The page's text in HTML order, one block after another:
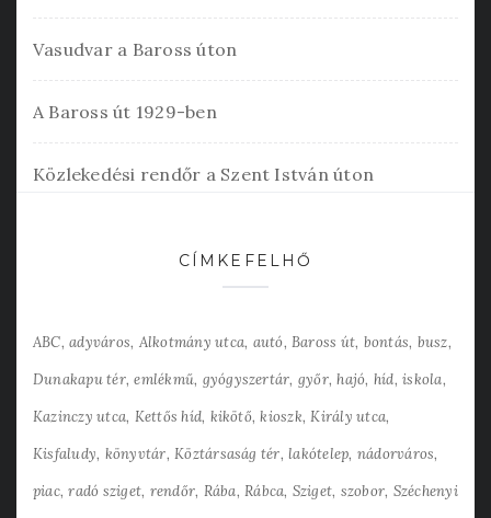
Vasudvar a Baross úton
A Baross út 1929-ben
Közlekedési rendőr a Szent István úton
CÍMKEFELHŐ
ABC adyváros Alkotmány utca autó Baross út bontás busz
Dunakapu tér emlékmű gyógyszertár győr hajó híd iskola
Kazinczy utca Kettős híd kikötő kioszk Király utca
Kisfaludy könyvtár Köztársaság tér lakótelep nádorváros
piac radó sziget rendőr Rába Rábca Sziget szobor Széchenyi